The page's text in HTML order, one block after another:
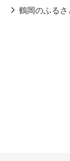
鶴岡のふるさ